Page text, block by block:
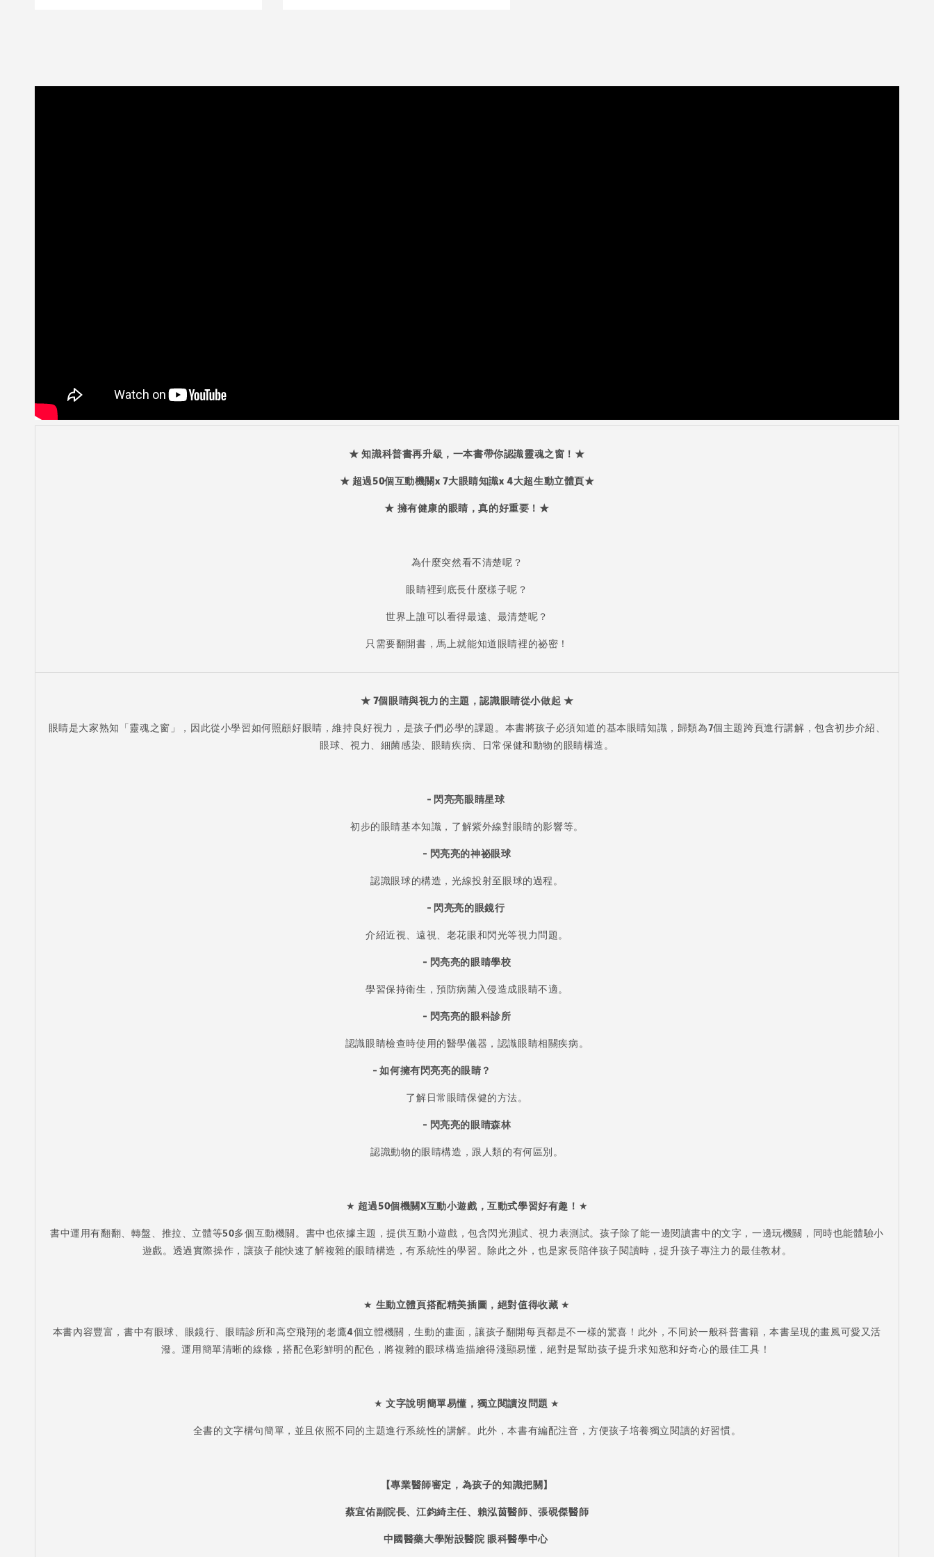
★ 知識科普書再升級，一本書帶你認識靈魂之窗！★
★ 超過50個互動機關x 7大眼睛知識x 4大超生動立體頁★
★ 擁有健康的眼睛，真的好重要！★
為什麼突然看不清楚呢？
眼睛裡到底長什麼樣子呢？
世界上誰可以看得最遠、最清楚呢？
只需要翻開書，馬上就能知道眼睛裡的祕密！
★ 7個眼睛與視力的主題，認識眼睛從小做起 ★
眼睛是大家熟知「靈魂之窗」，因此從小學習如何照顧好眼睛，維持良好視力，是孩子們必學的課題。本書將孩子必須知道的基本眼睛知識，歸類為7個主題跨頁進行講解，包含初步介紹、
眼球、視力、細菌感染、眼睛疾病、日常保健和動物的眼睛構造。
- 閃亮亮眼睛星球
初步的眼睛基本知識，了解紫外線對眼睛的影響等。
- 閃亮亮的神祕眼球
認識眼球的構造，光線投射至眼球的過程。
- 閃亮亮的眼鏡行
介紹近視、遠視、老花眼和閃光等視力問題。
- 閃亮亮的眼睛學校
學習保持衛生，預防病菌入侵造成眼睛不適。
- 閃亮亮的眼科診所
認識眼睛檢查時使用的醫學儀器，認識眼睛相關疾病。
-如何擁有閃亮亮的眼睛？
了解日常眼睛保健的方法。
- 閃亮亮的眼睛森林
認識動物的眼睛構造，跟人類的有何區別。
★ 超過50個機關X互動小遊戲，互動式學習好有趣！ ★
書中運用有翻翻、轉盤、推拉、立體等50多個互動機關。書中也依據主題，提供互動小遊戲，包含閃光測試、視力表測試。孩子除了能一邊閱讀書中的文字，一邊玩機關，同時也能體驗小
遊戲。透過實際操作，讓孩子能快速了解複雜的眼睛構造，有系統性的學習。除此之外，也是家長陪伴孩子閱讀時，提升孩子專注力的最佳教材。
★ 生動立體頁搭配精美插圖，絕對值得收藏 ★
本書內容豐富，書中有眼球、眼鏡行、眼睛診所和高空飛翔的老鷹4個立體機關，生動的畫面，讓孩子翻開每頁都是不一樣的驚喜！此外，不同於一般科普書籍，本書呈現的畫風可愛又活
潑。運用簡單清晰的線條，搭配色彩鮮明的配色，將複雜的眼球構造描繪得淺顯易懂，絕對是幫助孩子提升求知慾和好奇心的最佳工具！
★文字說明簡單易懂，獨立閱讀沒問題 ★
全書的文字構句簡單，並且依照不同的主題進行系統性的講解。此外，本書有編配注音，方便孩子培養獨立閱讀的好習慣。
【專業醫師審定，為孩子的知識把關】
蔡宜佑副院長、江鈞綺主任、賴泓茵醫師、張硯傑醫師
中國醫藥大學附設醫院 眼科醫學中心